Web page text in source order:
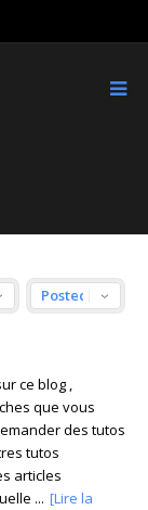
ce blog ,
que vous
des tutos
tutos
articles
... [Lire la